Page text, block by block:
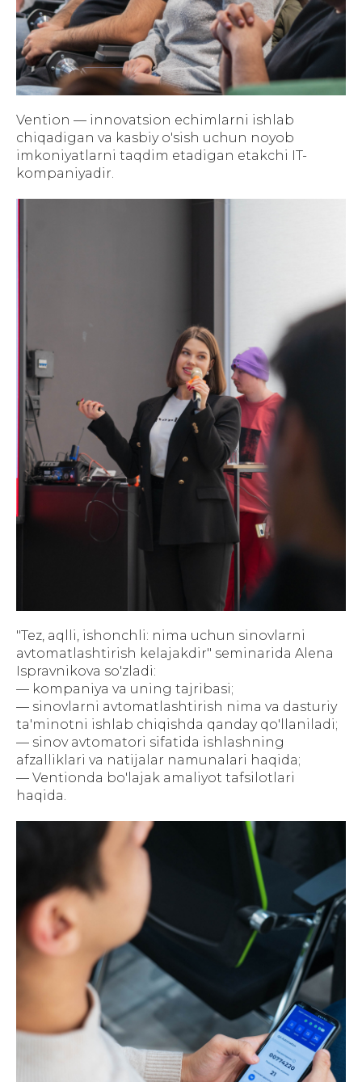
Vention — innovatsion echimlarni ishlab
chiqadigan va kasbiy o'sish uchun noyob
imkoniyatlarni taqdim etadigan etakchi IT-
kompaniyadir.
"Tez, aqlli, ishonchli: nima uchun sinovlarni
avtomatlashtirish kelajakdir" seminarida Alena
Ispravnikova so'zladi:
— kompaniya va uning tajribasi;
— sinovlarni avtomatlashtirish nima va dasturiy
ta'minotni ishlab chiqishda qanday qo'llaniladi;
— sinov avtomatori sifatida ishlashning
afzalliklari va natijalar namunalari haqida;
— Ventionda bo'lajak amaliyot tafsilotlari
haqida.